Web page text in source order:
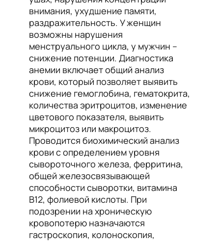
внимания, ухудшение памяти,
раздражительность. У женщин
возможны нарушения
менструального цикла, у мужчин –
снижение потенции. Диагностика
анемии включает общий анализ
крови, который позволяет выявить
снижение гемоглобина, гематокрита,
количества эритроцитов, изменение
цветового показателя, выявить
микроцитоз или макроцитоз.
Проводится биохимический анализ
крови с определением уровня
сывороточного железа, ферритина,
общей железосвязывающей
способности сыворотки, витамина
B12, фолиевой кислоты. При
подозрении на хроническую
кровопотерю назначаются
гастроскопия, колоноскопия,